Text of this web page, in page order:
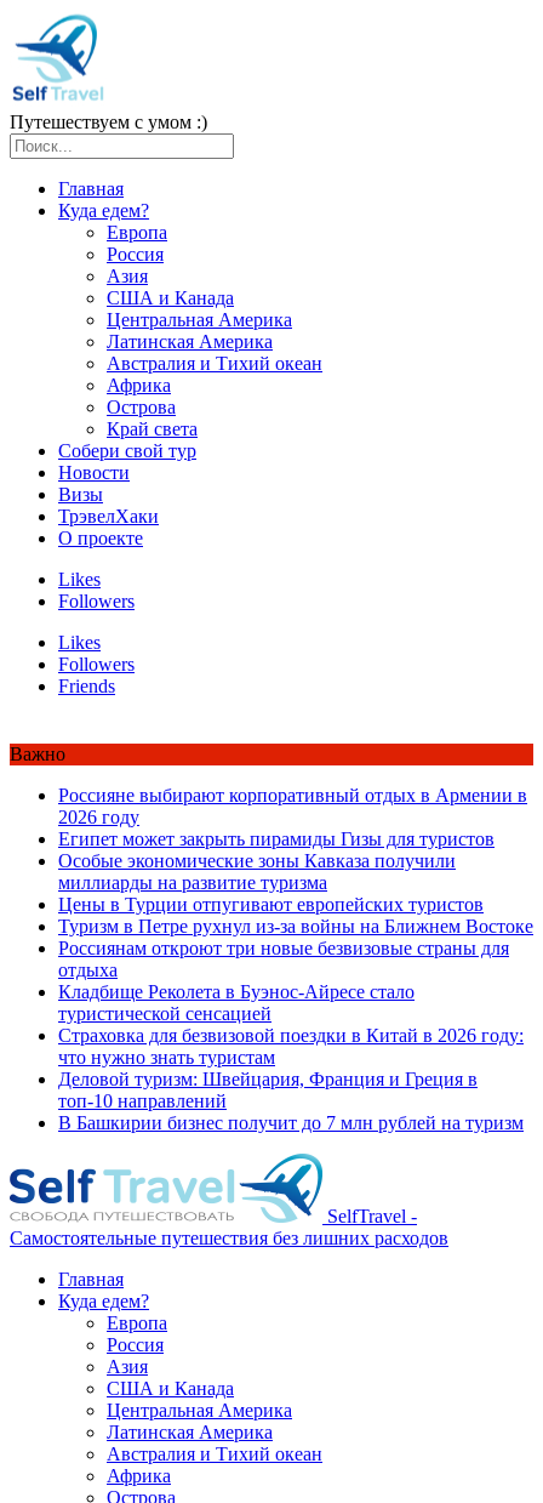
Путешествуем с умом :)
Главная
Куда едем?
Европа
Россия
Азия
США и Канада
Центральная Америка
Латинская Америка
Австралия и Тихий океан
Африка
Острова
Край света
Собери свой тур
Новости
Визы
ТрэвелХаки
О проекте
Likes
Followers
Likes
Followers
Friends
Важно
Россияне выбирают корпоративный отдых в Армении в
2026 году
Египет может закрыть пирамиды Гизы для туристов
Особые экономические зоны Кавказа получили
миллиарды на развитие туризма
Цены в Турции отпугивают европейских туристов
Туризм в Петре рухнул из-за войны на Ближнем Востоке
Россиянам откроют три новые безвизовые страны для
отдыха
Кладбище Реколета в Буэнос-Айресе стало
туристической сенсацией
Страховка для безвизовой поездки в Китай в 2026 году:
что нужно знать туристам
Деловой туризм: Швейцария, Франция и Греция в
топ-10 направлений
В Башкирии бизнес получит до 7 млн рублей на туризм
SelfTravel -
Самостоятельные путешествия без лишних расходов
Главная
Куда едем?
Европа
Россия
Азия
США и Канада
Центральная Америка
Латинская Америка
Австралия и Тихий океан
Африка
Острова